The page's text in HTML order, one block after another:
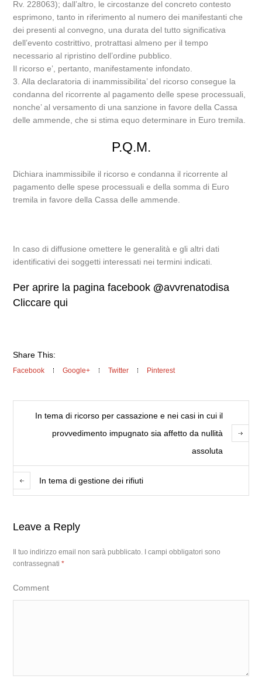
Rv. 228063); dall’altro, le circostanze del concreto contesto
esprimono, tanto in riferimento al numero dei manifestanti che
dei presenti al convegno, una durata del tutto significativa
dell’evento costrittivo, protrattasi almeno per il tempo
necessario al ripristino dell’ordine pubblico.
Il ricorso e’, pertanto, manifestamente infondato.
3. Alla declaratoria di inammissibilita’ del ricorso consegue la
condanna del ricorrente al pagamento delle spese processuali,
nonche’ al versamento di una sanzione in favore della Cassa
delle ammende, che si stima equo determinare in Euro tremila.
P.Q.M.
Dichiara inammissibile il ricorso e condanna il ricorrente al
pagamento delle spese processuali e della somma di Euro
tremila in favore della Cassa delle ammende.
In caso di diffusione omettere le generalità e gli altri dati
identificativi dei soggetti interessati nei termini indicati.
Per aprire la pagina facebook @avvrenatodisa
Cliccare qui
Share This:
Facebook Google+ Twitter Pinterest
In tema di ricorso per cassazione e nei casi in cui il
provvedimento impugnato sia affetto da nullità
assoluta
In tema di gestione dei rifiuti
Leave a Reply
Il tuo indirizzo email non sarà pubblicato.
I campi obbligatori sono
contrassegnati*
Comment